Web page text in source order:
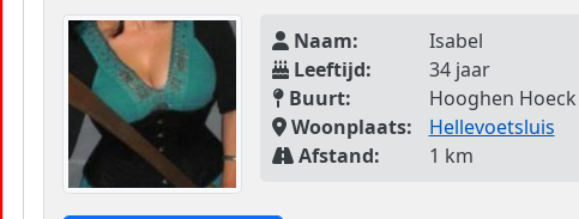
Naam:
Isabel
Leeftijd:
34 jaar
Buurt:
Hooghen Hoeck
Woonplaats:
Hellevoetsluis
Afstand:
1 km